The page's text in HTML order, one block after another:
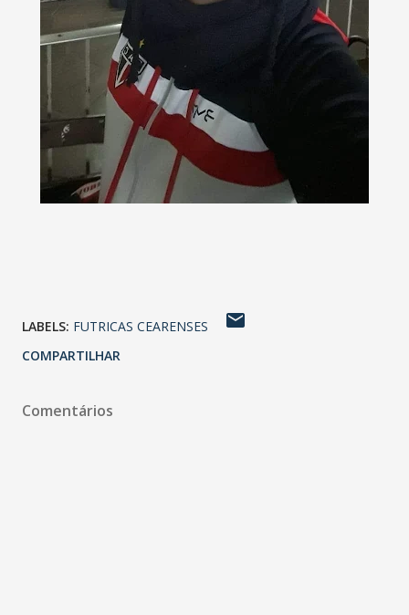
LABELS: FUTRICAS CEARENSES
COMPARTILHAR
Comentários